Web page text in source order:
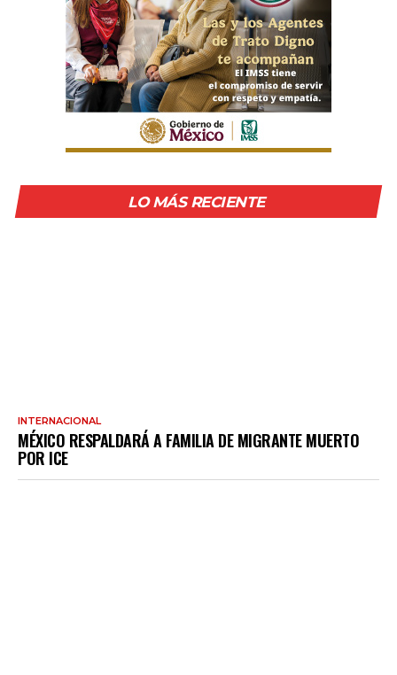
LO MÁS RECIENTE
INTERNACIONAL
MÉXICO RESPALDARÁ A FAMILIA DE MIGRANTE MUERTO
POR ICE